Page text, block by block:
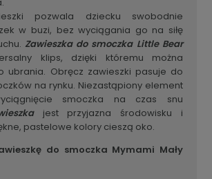
pozwala dziecku swobodnie
w buzi, bez wyciągania go na siłę
Zawieszka do smoczka Little Bear
klips, dzięki któremu można
ubrania. Obręcz zawieszki pasuje do
na rynku. Niezastąpiony element
smoczka na czas snu
jest przyjazna środowisku i
pastelowe kolory cieszą oko.
do smoczka Mymami Mały